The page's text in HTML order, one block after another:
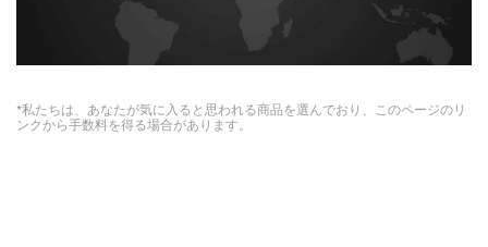
*私たちは、あなたが気に入ると思われる商品を選んでおり、このページのリ
ンクから手数料を得る場合があります。